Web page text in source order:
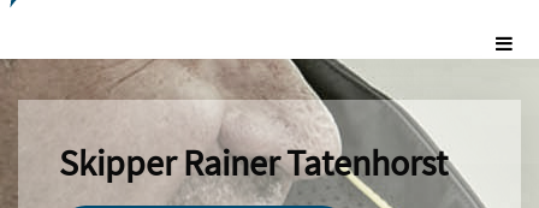
Skipper Rainer Tatenhorst